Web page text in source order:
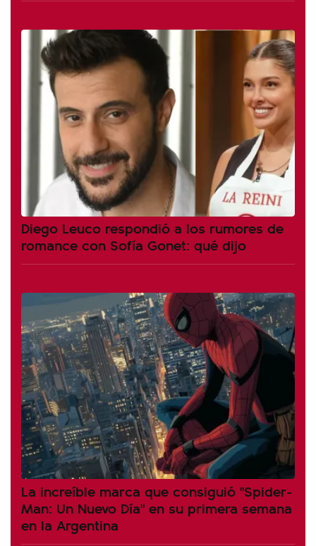
Diego Leuco respondió a los rumores de
romance con Sofía Gonet: qué dijo
La increíble marca que consiguió "Spider-
Man: Un Nuevo Día" en su primera semana
en la Argentina